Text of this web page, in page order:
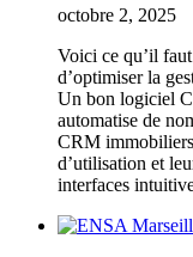
octobre 2, 2025
Voici ce qu’il
d’optimiser la
Un bon logiciel
automatise de
CRM
d’utilisation et
interfaces